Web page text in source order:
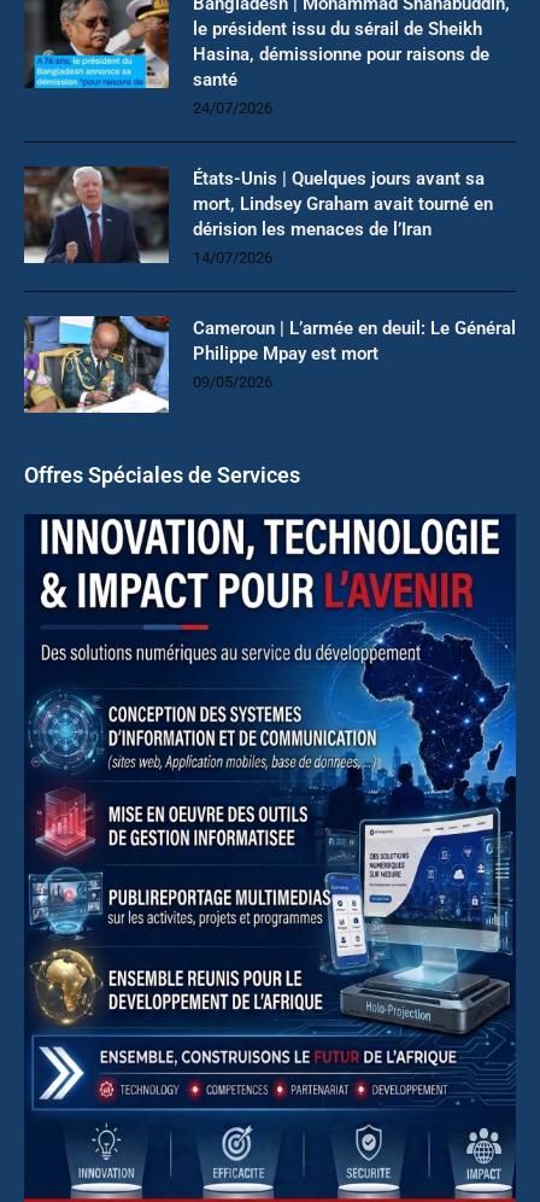
le président issu du sérail de Sheikh
Hasina, démissionne pour raisons de
santé
24/07/2026
États-Unis | Quelques jours avant sa
mort, Lindsey Graham avait tourné en
dérision les menaces de l’Iran
14/07/2026
Cameroun | L’armée en deuil: Le Général
Philippe Mpay est mort
09/05/2026
Offres Spéciales de Services